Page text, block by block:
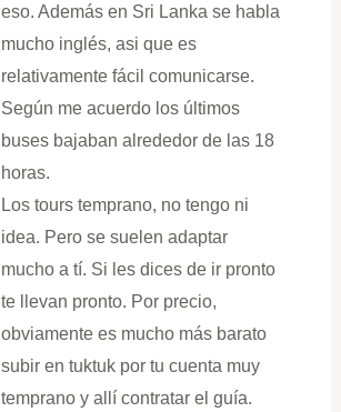
eso. Además en Sri Lanka se habla
mucho inglés, asi que es
relativamente fácil comunicarse.
Según me acuerdo los últimos
buses bajaban alrededor de las 18
horas.
Los tours temprano, no tengo ni
idea. Pero se suelen adaptar
mucho a tí. Si les dices de ir pronto
te llevan pronto. Por precio,
obviamente es mucho más barato
subir en tuktuk por tu cuenta muy
temprano y allí contratar el guía.